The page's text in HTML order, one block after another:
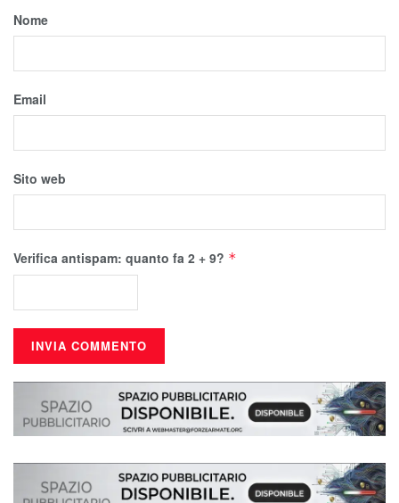
Nome
Email
Sito web
Verifica antispam: quanto fa 2 + 9? *